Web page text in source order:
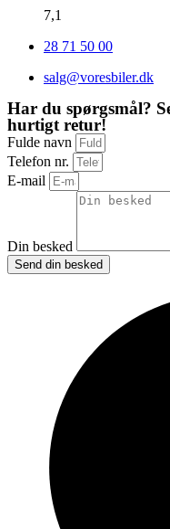
7,1
28 71 50 00
salg@voresbiler.dk
Har du spørgsmål?
hurtigt retur!
Fulde navn
Telefon nr.
E-mail
Din besked
Send din besked